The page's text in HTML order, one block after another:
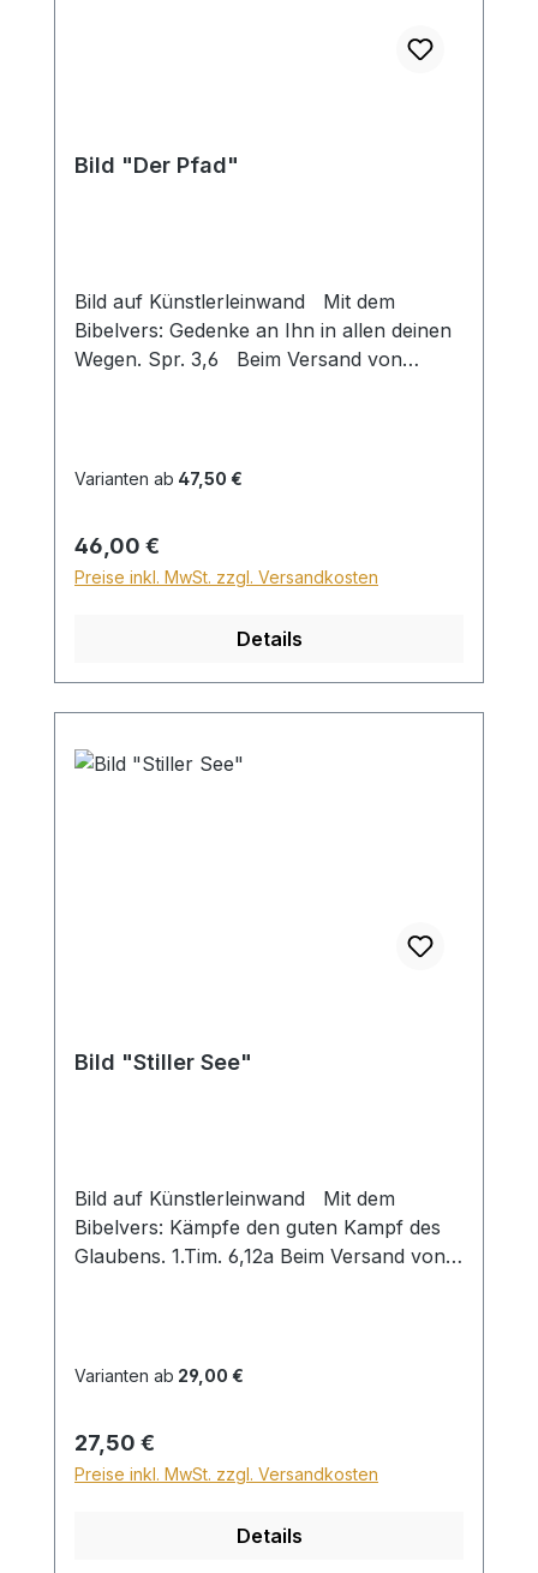
Bild "Der Pfad"
Bild auf Künstlerleinwand Mit dem
Bibelvers: Gedenke an Ihn in allen deinen
Wegen. Spr. 3,6 Beim Versand von
Sperrgut in Höhe von 28,99€ berechnet.
Sperrgutzuschlag 30€.
Varianten ab 47,50 €
Regulärer Preis:
46,00 €
Preise inkl. MwSt. zzgl. Versandkosten
Details
Bild "Stiller See"
Bild auf Künstlerleinwand Mit dem
Bibelvers: Kämpfe den guten Kampf des
Glaubens. 1.Tim. 6,12a Beim Versand von
Sperrgut in Höhe von 28,99€ berechnet.
Sperrgutzuschlag 30€.
Varianten ab 29,00 €
Regulärer Preis:
27,50 €
Preise inkl. MwSt. zzgl. Versandkosten
Details